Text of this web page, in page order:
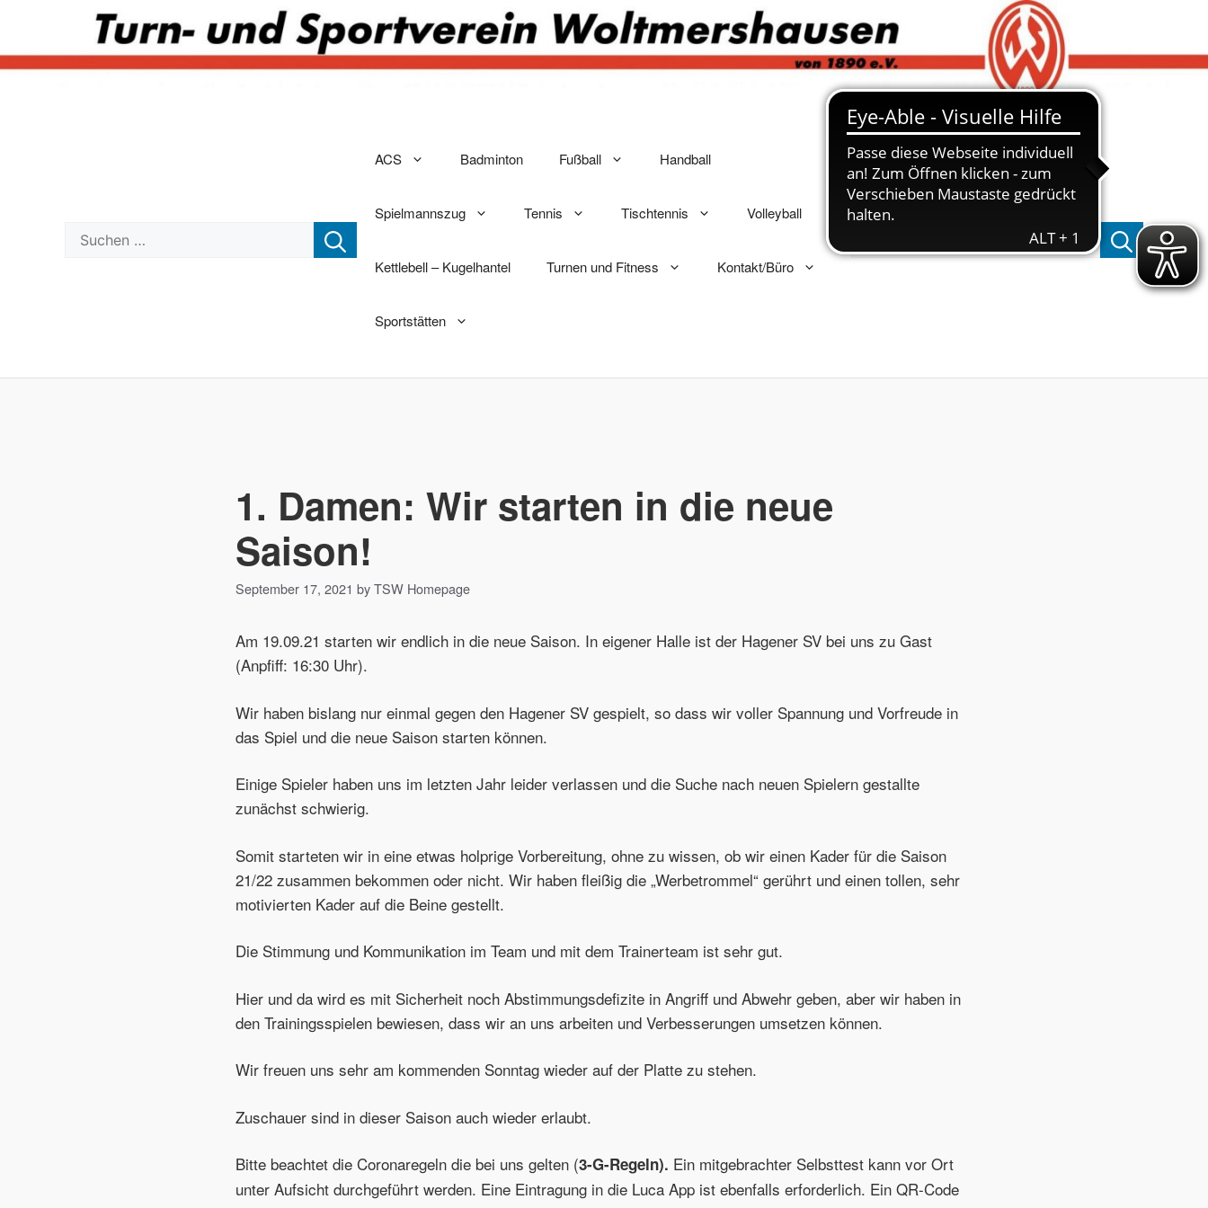
Suchen nach:
ACS Badminton Fußball Handball
Spielmannszug Tennis Tischtennis Volleyball
Kettlebell – Kugelhantel Turnen und Fitness Kontakt/Büro
Sportstätten
1. Damen: Wir starten in die neue
Saison!
September 17, 2021 by TSW Homepage
Am 19.09.21 starten wir endlich in die neue Saison. In eigener Halle ist der Hagener SV bei uns zu Gast
(Anpfiff: 16:30 Uhr).
Wir haben bislang nur einmal gegen den Hagener SV gespielt, so dass wir voller Spannung und Vorfreude in
das Spiel und die neue Saison starten können.
Einige Spieler haben uns im letzten Jahr leider verlassen und die Suche nach neuen Spielern gestallte
zunächst schwierig.
Somit starteten wir in eine etwas holprige Vorbereitung, ohne zu wissen, ob wir einen Kader für die Saison
21/22 zusammen bekommen oder nicht. Wir haben fleißig die „Werbetrommel“ gerührt und einen tollen, sehr
motivierten Kader auf die Beine gestellt.
Die Stimmung und Kommunikation im Team und mit dem Trainerteam ist sehr gut.
Hier und da wird es mit Sicherheit noch Abstimmungsdefizite in Angriff und Abwehr geben, aber wir haben in
den Trainingsspielen bewiesen, dass wir an uns arbeiten und Verbesserungen umsetzen können.
Wir freuen uns sehr am kommenden Sonntag wieder auf der Platte zu stehen.
Zuschauer sind in dieser Saison auch wieder erlaubt.
Bitte beachtet die Coronaregeln die bei uns gelten (3-G-Regeln). Ein mitgebrachter Selbsttest kann vor Ort
unter Aufsicht durchgeführt werden. Eine Eintragung in die Luca App ist ebenfalls erforderlich. Ein QR-Code